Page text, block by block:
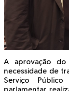
A aprovação
necessidade de
Serviço